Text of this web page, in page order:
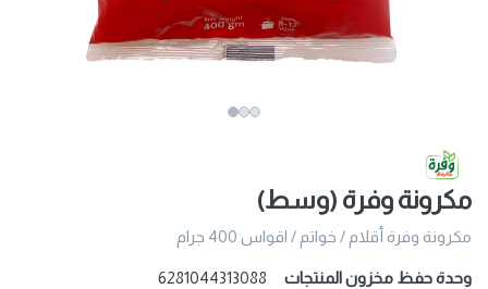
مكرونة وفرة (وسط)
مكرونة وفرة أقلام / خواتم / اقواس 400 جرام
وحدة حفظ مخزون المنتجات
6281044313088